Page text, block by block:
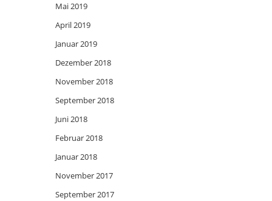
Mai 2019
April 2019
Januar 2019
Dezember 2018
November 2018
September 2018
Juni 2018
Februar 2018
Januar 2018
November 2017
September 2017